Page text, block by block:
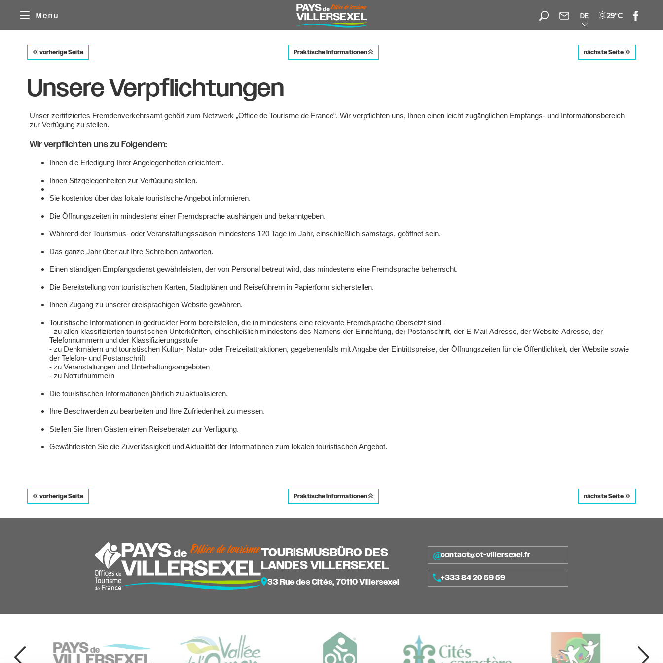
Menu DE 29°C
vorherige Seite Praktische Informationen nächste Seite
Unsere Verpflichtungen
Unser zertifiziertes Fremdenverkehrsamt gehört zum Netzwerk „Office de Tourisme de France“. Wir verpflichten uns, Ihnen einen leicht zugänglichen Empfangs- und Informationsbereich
zur Verfügung zu stellen.
Wir verpflichten uns zu Folgendem:
Ihnen die Erledigung Ihrer Angelegenheiten erleichtern.
Ihnen Sitzgelegenheiten zur Verfügung stellen.
Sie kostenlos über das lokale touristische Angebot informieren.
Die Öffnungszeiten in mindestens einer Fremdsprache aushängen und bekanntgeben.
Während der Tourismus- oder Veranstaltungssaison mindestens 120 Tage im Jahr, einschließlich samstags, geöffnet sein.
Das ganze Jahr über auf Ihre Schreiben antworten.
Einen ständigen Empfangsdienst gewährleisten, der von Personal betreut wird, das mindestens eine Fremdsprache beherrscht.
Die Bereitstellung von touristischen Karten, Stadtplänen und Reiseführern in Papierform sicherstellen.
Ihnen Zugang zu unserer dreisprachigen Website gewähren.
Touristische Informationen in gedruckter Form bereitstellen, die in mindestens eine relevante Fremdsprache übersetzt sind:
- zu allen klassifizierten touristischen Unterkünften, einschließlich mindestens des Namens der Einrichtung, der Postanschrift, der E-Mail-Adresse, der Website-Adresse, der
Telefonnummern und der Klassifizierungsstufe
- zu Denkmälern und touristischen Kultur-, Natur- oder Freizeitattraktionen, gegebenenfalls mit Angabe der Eintrittspreise, der Öffnungszeiten für die Öffentlichkeit, der Website sowie
der Telefon- und Postanschrift
- zu Veranstaltungen und Unterhaltungsangeboten
- zu Notrufnummern
Die touristischen Informationen jährlich zu aktualisieren.
Ihre Beschwerden zu bearbeiten und Ihre Zufriedenheit zu messen.
Stellen Sie Ihren Gästen einen Reiseberater zur Verfügung.
Gewährleisten Sie die Zuverlässigkeit und Aktualität der Informationen zum lokalen touristischen Angebot.
vorherige Seite Praktische Informationen nächste Seite
TOURISMUSBÜRO DES
LANDES VILLERSEXEL
33 Rue des Cités, 70110 Villersexel
contact@ot-villersexel.fr
+333 84 20 59 59